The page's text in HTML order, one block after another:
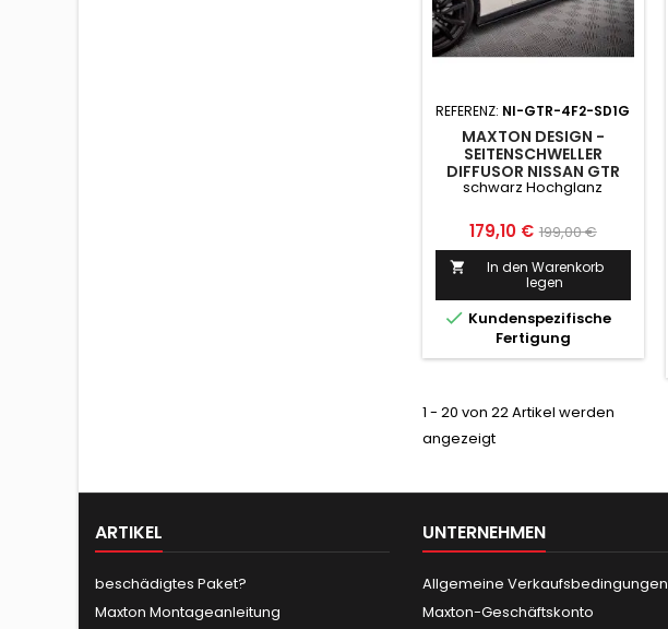
REFERENZ: NI-GTR-4F2-SD1G
MAXTON DESIGN -
SEITENSCHWELLER
DIFFUSOR NISSAN GTR
R35 FACELIFT SCHWARZ
schwarz Hochglanz
Preis
179,10 € Normaler
Preis
199,00 €

In den Warenkorb
legen
 Kundenspezifische
Fertigung
1 - 20 von 22 Artikel werden
angezeigt
ARTIKEL
beschädigtes Paket?
Maxton Montageanleitung
UNTERNEHMEN
Allgemeine Verkaufsbedingungen
Maxton-Geschäftskonto